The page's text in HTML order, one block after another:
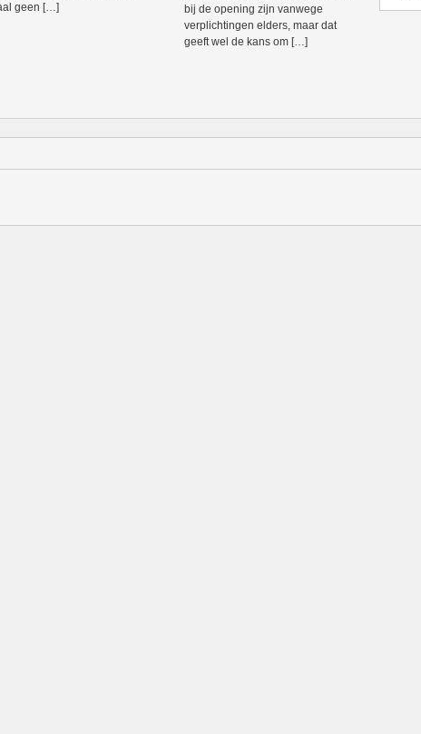
geen […]
bij de opening zijn vanwege
verplichtingen elders, maar dat
geeft wel de kans om […]